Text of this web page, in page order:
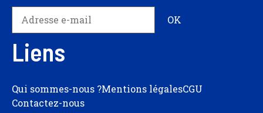
Liens
Qui sommes-nous ?Mentions légalesCGU
Contactez-nous